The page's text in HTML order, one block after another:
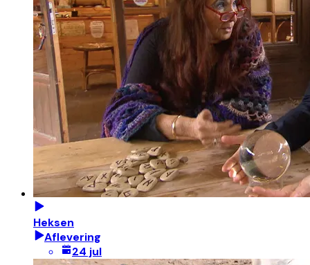
Heksen
Aflevering
24 jul